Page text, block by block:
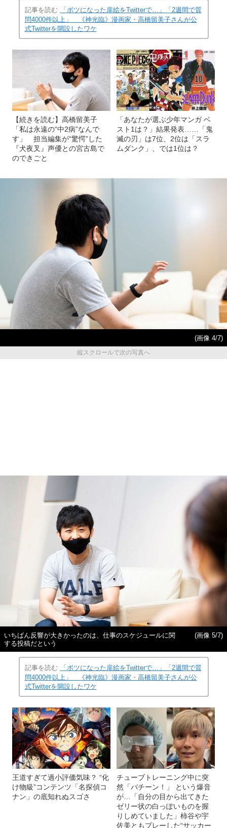
記事を読む
「ボツになった扉絵をTwitterで…」「2週間で質
問4000件以上」 《神光臨》漫画家・高橋留美子さんが公
式Twitterを開設したワケ
【続きを読む】高橋留美子
「私は永遠の“中2病”なんで
す」 担当編集が“驚愕”した
『犬夜叉』声優との宮古島で
のできごと
「あなたが選ぶ少年マンガ ベ
スト1は？」結果発表……「鬼
滅の刃」は7位、2位は「スラ
ムダンク」、では1位は？
(画像 4/7)
縦スクロールで次の写真へ
いちばん反響が大きかったのは、仕事のスケジュールに関
する投稿だという
(画像 5/7)
記事を読む
「ボツになった扉絵をTwitterで…」「2週間で質
問4000件以上」 《神光臨》漫画家・高橋留美子さんが公
式Twitterを開設したワケ
王道すぎて過小評価気味？ “化
け物級”コンテンツ「名探偵コ
ナン」の底知れぬスゴさ
チューブトレーニング中に突
然「バチーン！」 という爆音
が…「自分の目から出てきた
ゼリー状の白っぽいものを握
りしめていました」柿谷や宇
佐美ともプレーした“サッカー